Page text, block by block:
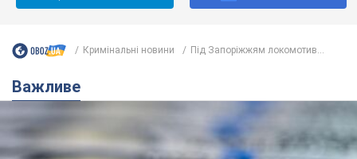
Кримінальні новини Під Запоріжжям локомотив...
Важливе